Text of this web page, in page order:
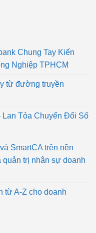
Chung Tay Kiến
Nghiệp TPHCM
từ đường truyền
Lan Tỏa Chuyển Đổi Số
SmartCA trên nền
quản trị nhân sự doanh
từ A-Z cho doanh